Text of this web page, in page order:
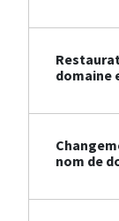
domaine
nom de